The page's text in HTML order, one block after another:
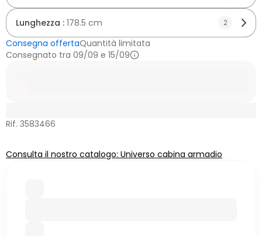
Lunghezza : 178.5 cm 2
Consegna offertaQuantità limitata
Consegnato tra 09/09 e 15/09
Rif. 3583466
Consulta il nostro catalogo: Universo cabina armadio